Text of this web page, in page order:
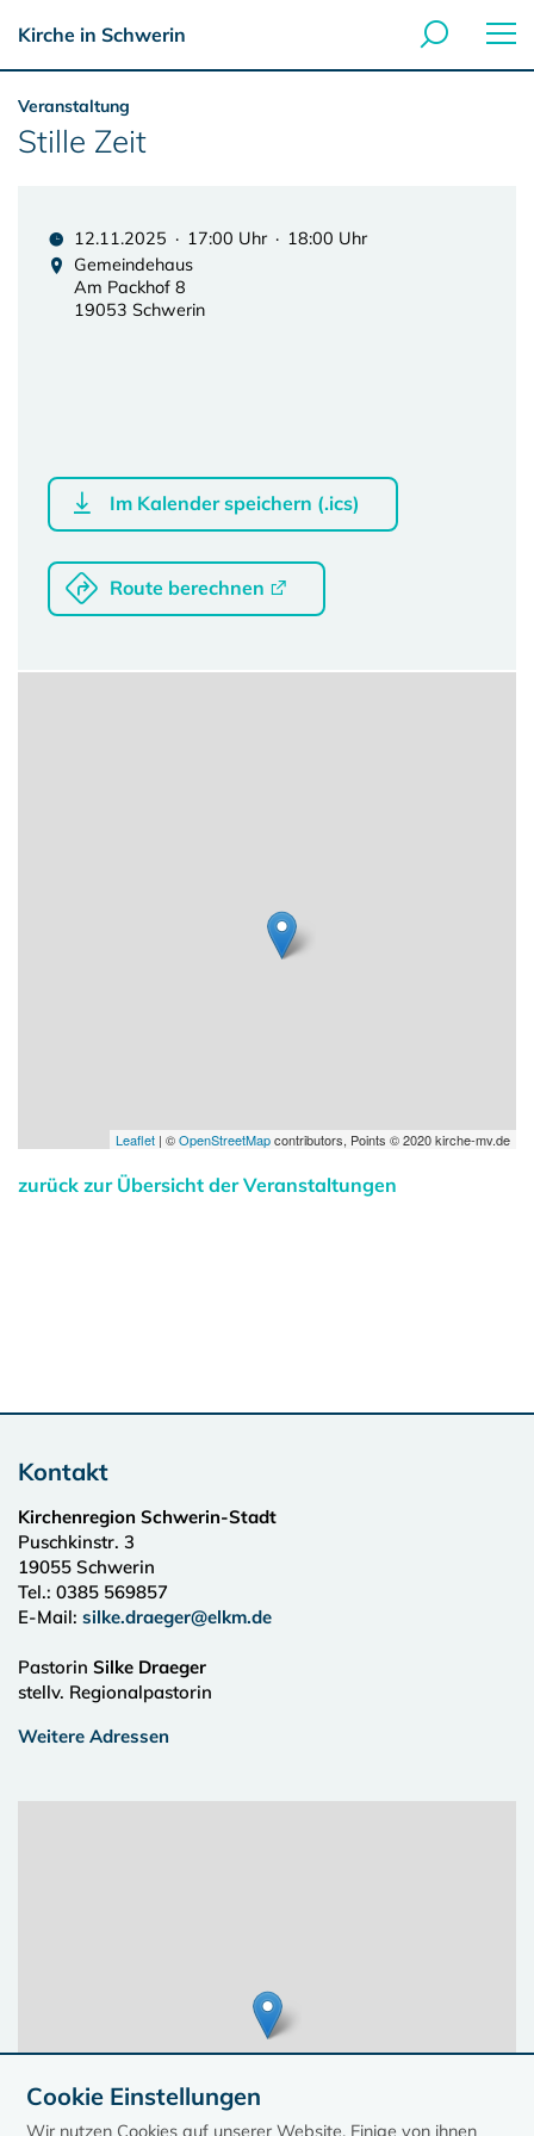
Kirche in Schwerin
Veranstaltung
Stille Zeit
12.11.2025 · 17:00 Uhr · 18:00 Uhr
Gemeindehaus
Am Packhof 8
19053 Schwerin
Im Kalender speichern (.ics)
Route berechnen
Leaflet | ©OpenStreetMapcontributors, Points © 2020 kirche-mv.de
zurück zur Übersicht der Veranstaltungen
Kontakt
Kirchenregion Schwerin-Stadt
Puschkinstr. 3
19055 Schwerin
Tel.: 0385 569857
E-Mail: silke.draeger@elkm.de
Pastorin Silke Draeger
stellv. Regionalpastorin
Weitere Adressen
Cookie Einstellungen
Wir nutzen Cookies auf unserer Website. Einige von ihnen